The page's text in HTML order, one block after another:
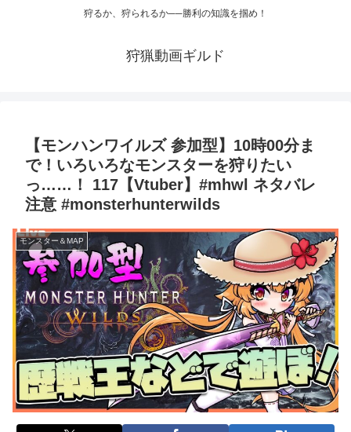
狩るか、狩られるか──勝利の知識を掴め！
狩猟動画ギルド
【モンハンワイルズ 参加型】10時00分ま
で！いろいろなモンスターを狩りたい
っ……！ 117【Vtuber】#mhwl ネタバレ
注意 #monsterhunterwilds
モンスター＆MAP